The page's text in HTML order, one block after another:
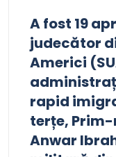
A fost 19
judecător
Americi
rapid
terțe,
Anwar